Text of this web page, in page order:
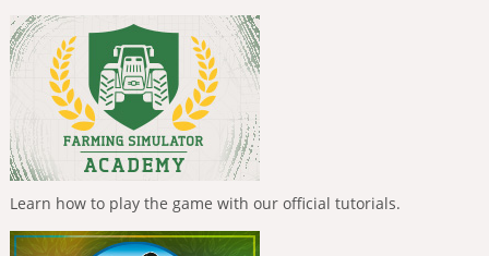
Learn how to play the game with our official tutorials.